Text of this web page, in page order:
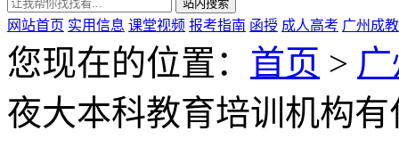
网站首页 实用信息 课堂视频 报考指南 函授 成人高考 广州成教
您现在的位置： 首页 >
夜大本科教育培训机构